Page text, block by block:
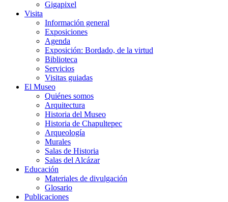
Gigapixel
Visita
Información general
Exposiciones
Agenda
Exposición: Bordado, de la virtud
Biblioteca
Servicios
Visitas guiadas
El Museo
Quiénes somos
Arquitectura
Historia del Museo
Historia de Chapultepec
Arqueología
Murales
Salas de Historia
Salas del Alcázar
Educación
Materiales de divulgación
Glosario
Publicaciones